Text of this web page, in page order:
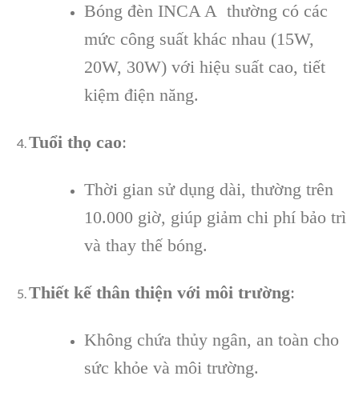
Bóng đèn INCA A thường có các
mức công suất khác nhau (15W,
20W, 30W) với hiệu suất cao, tiết
kiệm điện năng.
Tuổi thọ cao:
Thời gian sử dụng dài, thường trên
10.000 giờ, giúp giảm chi phí bảo trì
và thay thế bóng.
Thiết kế thân thiện với môi trường:
Không chứa thủy ngân, an toàn cho
sức khỏe và môi trường.